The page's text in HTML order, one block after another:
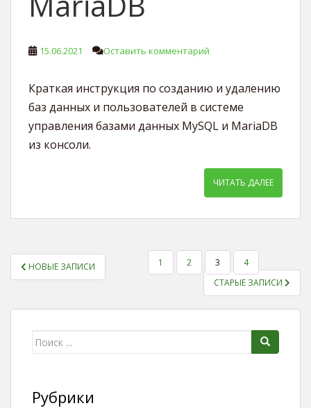
15.06.2021 Оставить комментарий
Краткая инструкция по созданию и удалению
баз данных и пользователей в системе
управления базами данных MySQL и MariaDB
из консоли.
ЧИТАТЬ ДАЛЕЕ
ПАГИНАЦИЯ ЗАПИСЕЙ
НОВЫЕ ЗАПИСИ 1 2 3
4
СТАРЫЕ ЗАПИСИ
Поиск для:
Рубрики